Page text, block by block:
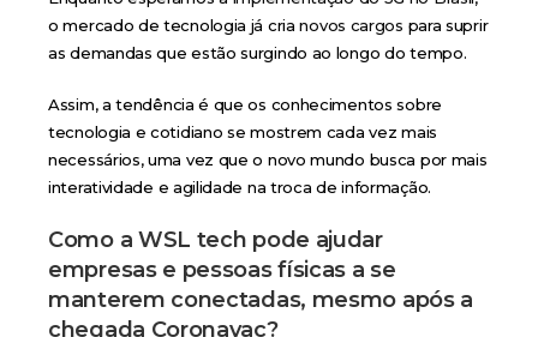
o mercado de tecnologia já crianovos cargos para suprir
as demandas que estão surgindo ao longo do tempo.
Assim, a tendência é que os conhecimentos sobre
tecnologia e cotidiano se mostrem cada vez mais
necessários, uma vez que o novo mundo busca por mais
interatividade e agilidade na troca de informação.
Como a WSL tech pode ajudar
empresas e pessoas físicas a se
manterem conectadas, mesmo após a
chegada Coronavac?